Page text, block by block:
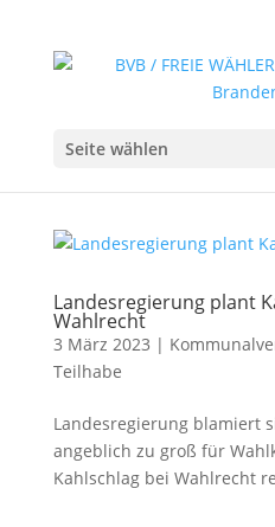
Seite wählen
Landesregierung plant
Wahlrecht
3 März 2023 |
Teilhabe
Landesregierung blamiert
angeblich zu groß für
Kahlschlag bei Wahlrecht